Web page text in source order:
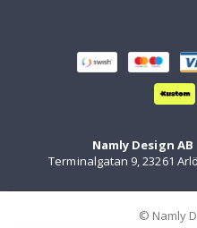
Namly Design AB
Terminalgatan 9, 23261
© Namly